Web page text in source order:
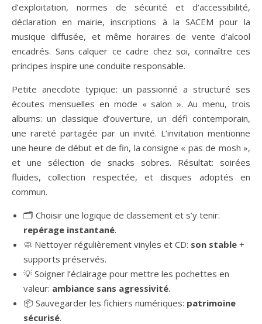
d’exploitation, normes de sécurité et d’accessibilité,
déclaration en mairie, inscriptions à la SACEM pour la
musique diffusée, et même horaires de vente d’alcool
encadrés. Sans calquer ce cadre chez soi, connaître ces
principes inspire une conduite responsable.
Petite anecdote typique: un passionné a structuré ses
écoutes mensuelles en mode « salon ». Au menu, trois
albums: un classique d’ouverture, un défi contemporain,
une rareté partagée par un invité. L’invitation mentionne
une heure de début et de fin, la consigne « pas de mosh »,
et une sélection de snacks sobres. Résultat: soirées
fluides, collection respectée, et disques adoptés en
commun.
🗂️ Choisir une logique de classement et s’y tenir:
repérage instantané.
🧼 Nettoyer régulièrement vinyles et CD: son stable +
supports préservés.
💡 Soigner l’éclairage pour mettre les pochettes en
valeur: ambiance sans agressivité.
📦 Sauvegarder les fichiers numériques: patrimoine
sécurisé.